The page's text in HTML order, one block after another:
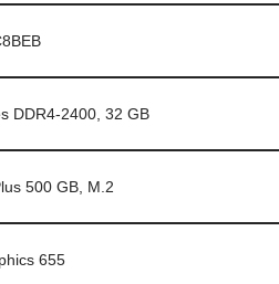
DDR4-2400, 32 GB
500 GB, M.2
655